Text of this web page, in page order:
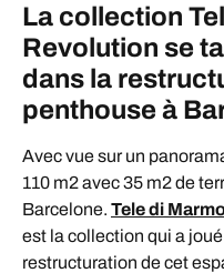
La collection
Revolution se
dans la
penthouse à
Avec vue sur un
110 m2 avec 35 m2 de
Barcelone. Tele di
est la collection qui a
restructuration de cet